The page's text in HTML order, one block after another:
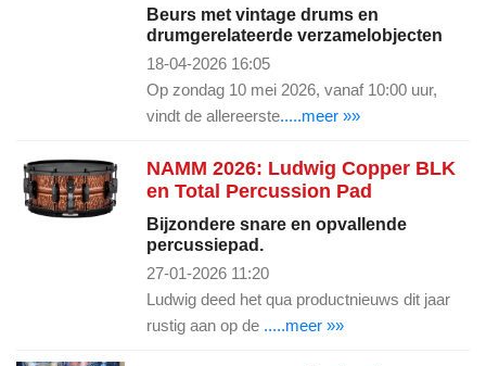
Beurs met vintage drums en
drumgerelateerde verzamelobjecten
18-04-2026 16:05
Op zondag 10 mei 2026, vanaf 10:00 uur,
vindt de allereerste.....meer »»
NAMM 2026: Ludwig Copper BLK
en Total Percussion Pad
Bijzondere snare en opvallende
percussiepad.
27-01-2026 11:20
Ludwig deed het qua productnieuws dit jaar
rustig aan op de .....meer »»